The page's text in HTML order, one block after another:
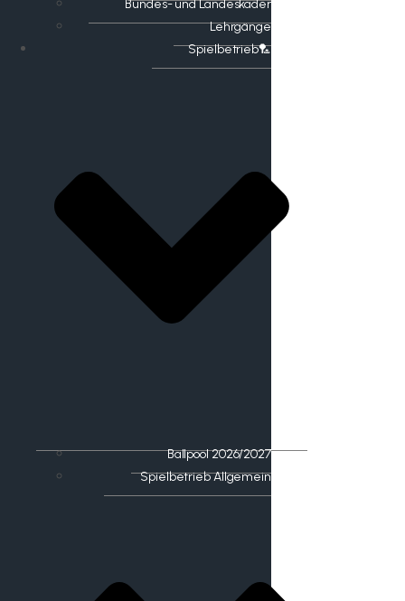
Bundes- und Landeskader
Lehrgänge
Spielbetrieb🏸
Ballpool 2026/2027
Spielbetrieb Allgemein